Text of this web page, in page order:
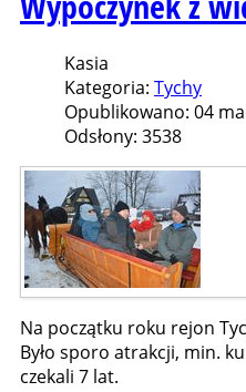
Kasia
Kategoria: Tychy
Opublikowano: 04
Odsłony: 3538
Na początku roku rejon
Było sporo atrakcji, min.
czekali 7 lat.